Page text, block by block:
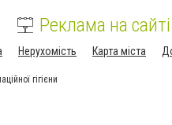
Реклама на сайті
Нерухомість Карта міста
гігієни